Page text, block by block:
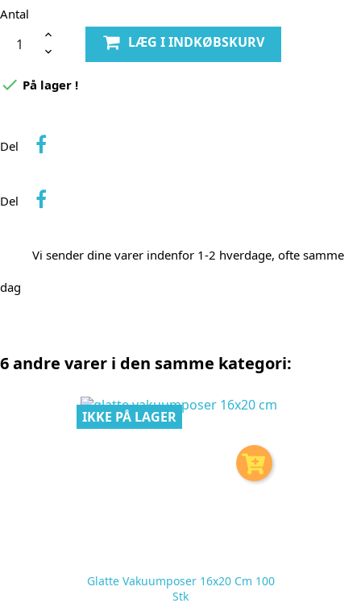
Antal
LÆG I INDKØBSKURV
 På lager !
Del
Del
Vi sender dine varer indenfor 1-2 hverdage, ofte samme
dag
6 andre varer i den samme kategori:
Glatte Vakuumposer 16x20 Cm 100
Stk
IKKE PÅ LAGER